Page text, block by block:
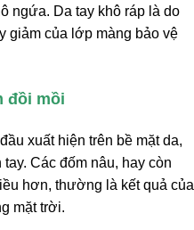
ngứa. Da tay khô ráp là do
giảm của lớp màng bảo vệ
đồi mồi
xuất hiện trên bề mặt da,
Các đốm nâu, hay còn
hơn, thường là kết quả của
mặt trời.